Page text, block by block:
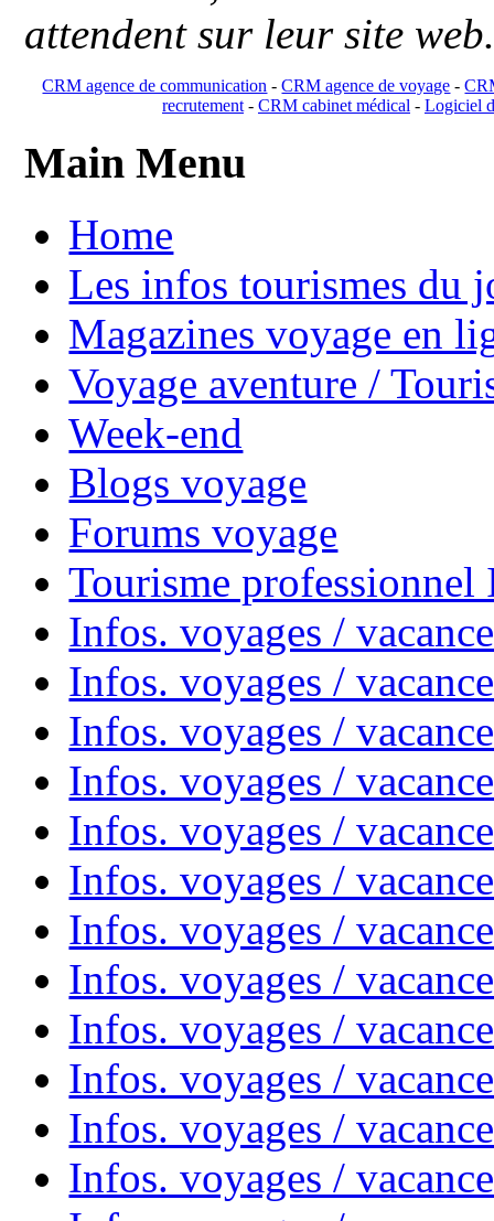
attendent sur leur site
CRM agence de communication -CRM agence de voyage -
recrutement- CRM cabinet médical- Logiciel
Main Menu
Home
Les infos tourismes du
Magazines voyage en
Voyage aventure /
Week-end
Blogs voyage
Forums voyage
Tourisme
Infos. voyages /
Infos. voyages /
Infos. voyages /
Infos. voyages /
Infos. voyages /
Infos. voyages /
Infos. voyages /
Infos. voyages /
Infos. voyages /
Infos. voyages /
Infos. voyages /
Infos. voyages /